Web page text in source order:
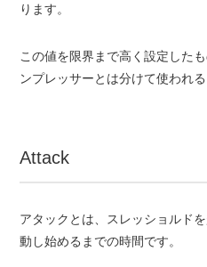
ります。
この値を限界まで高く設定した
ンプレッサーとは分けて使われる
Attack
アタックとは、スレッショルド
動し始めるまでの時間です。